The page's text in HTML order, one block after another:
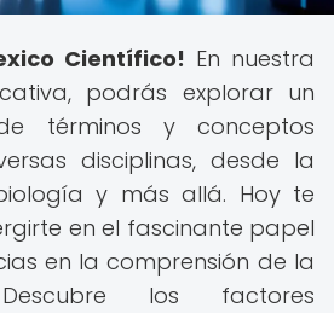
Científico! En nuestra
podrás explorar un
términos y conceptos
disciplinas, desde la
y más allá. Hoy te
en el fascinante papel
en la comprensión de la
Descubre los factores